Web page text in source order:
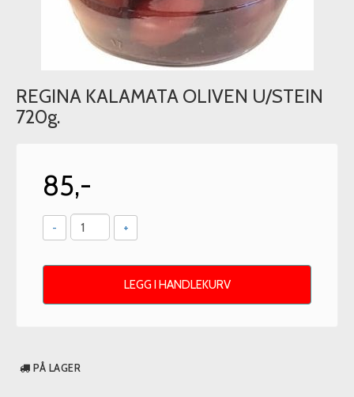
REGINA KALAMATA OLIVEN U/STEIN
720g.
85,-
- +
LEGG I HANDLEKURV
PÅ LAGER